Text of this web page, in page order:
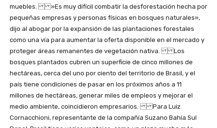
muebles. »Es muy difícil combatir la desforestación hecha por
pequeñas empresas y personas físicas en bosques naturales»,
dijo al abogar por la expansión de las plantaciones forestales
como una vía para aumentar la oferta disponible en el mercado y
proteger áreas remanentes de vegetación nativa. Los
bosques plantados cubren un superficie de cinco millones de
hectáreas, cerca del uno por ciento del territorio de Brasil, y el
país tiene condiciones de pasar en los próximos años a 11
millones de hectáreas, generar miles de empleos y mejorar el
medio ambiente, coincidieron empresarios. Para Luiz
Cornacchioni, representante de la compañía Suzano Bahía Sul